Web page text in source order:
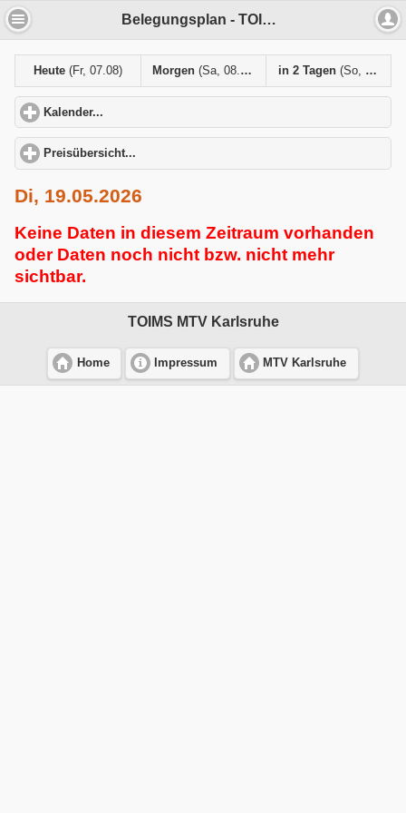
Belegungsplan - TOIMS MTV Karlsruhe
Heute (Fr, 07.08) Morgen(Sa, 08.08) in 2 Tagen (So, 09.08)
Kalender...
Preisübersicht...
Di, 19.05.2026
Keine Daten in diesem Zeitraum vorhanden
oder Daten noch nicht bzw. nicht mehr
sichtbar.
TOIMS MTV Karlsruhe
Home Impressum MTV Karlsruhe